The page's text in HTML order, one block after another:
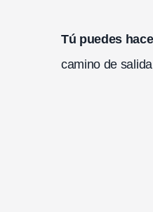
Tú puedes
camino de